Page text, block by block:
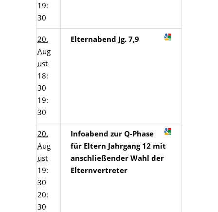
19:
30
20.
Aug
ust
18:
30
19:
30
Elternabend Jg. 7,9
20.
Aug
ust
19:
30
20:
30
Infoabend zur Q-Phase
für Eltern Jahrgang 12 mit
anschließender Wahl der
Elternvertreter